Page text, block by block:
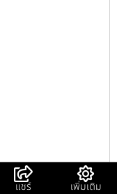
แชร์ เพิ่มเติม